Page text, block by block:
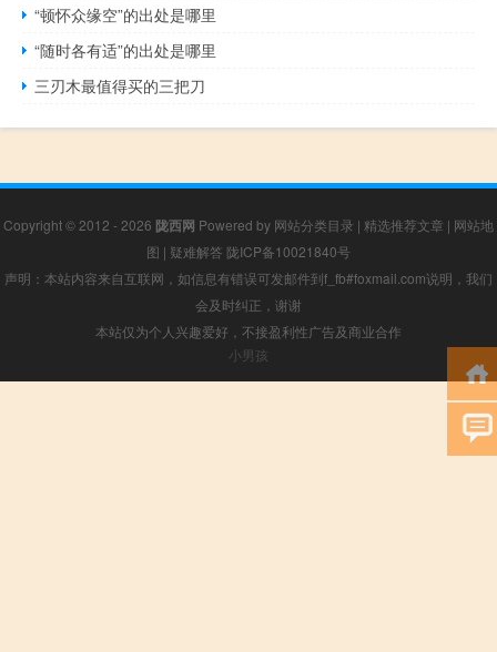
“顿怀众缘空”的出处是哪里
“随时各有适”的出处是哪里
三刃木最值得买的三把刀
Copyright © 2012 - 2026 陇西网 Powered by 网站分类目录 | 精选推荐文章 | 网站地
图 | 疑难解答 陇ICP备10021840号
声明：本站内容来自互联网，如信息有错误可发邮件到f_fb#foxmail.com说明，我们
会及时纠正，谢谢
本站仅为个人兴趣爱好，不接盈利性广告及商业合作
小男孩